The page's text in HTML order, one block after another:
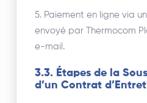
5. Paiement en ligne via
envoyé par Thermocom
e-mail.
3.3. Étapes de la
d’un Contrat